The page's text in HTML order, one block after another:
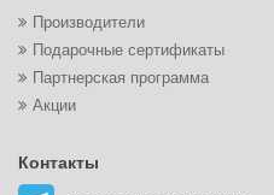
Производители
Подарочные сертификаты
Партнерская программа
Акции
Контакты